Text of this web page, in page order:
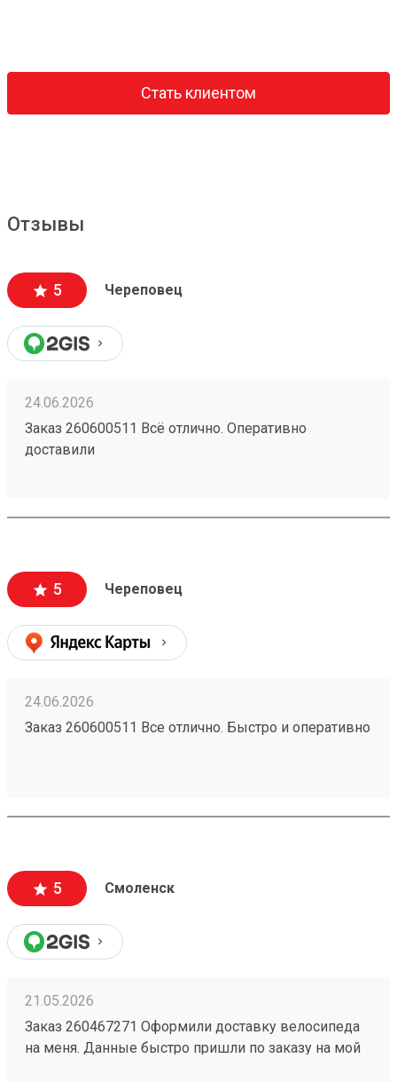
Стать клиентом
Отзывы
5 Череповец
24.06.2026
Заказ 260600511 Всё отлично. Оперативно
доставили
5 Череповец
24.06.2026
Заказ 260600511 Все отлично. Быстро и оперативно
5 Смоленск
21.05.2026
Заказ 260467271 Оформили доставку велосипеда
на меня. Данные быстро пришли по заказу на мой